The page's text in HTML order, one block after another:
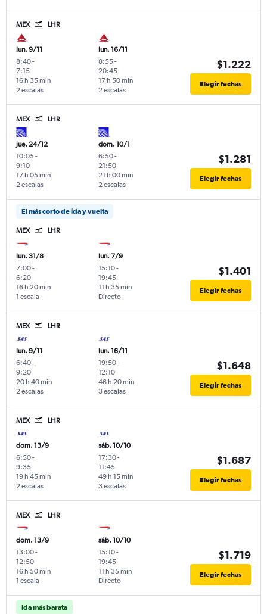
MEX LHR
lun. 9/11
8:40-
7:15
2 escalas
16 h 35 min
lun. 16/11
8:55-
20:45
2 escalas
17 h 50 min
$1.222
Elegir fechas
MEX LHR
jue. 24/12
10:05-
9:10
2 escalas
17 h 05 min
dom. 10/1
6:50-
21:50
2 escalas
21 h 00 min
$1.281
Elegir fechas
El más corto de ida y vuelta
MEX LHR
lun. 31/8
7:00-
6:20
1 escala
16 h 20 min
lun. 7/9
15:10-
19:45
Directo
11 h 35 min
$1.401
Elegir fechas
MEX LHR
lun. 9/11
6:40-
9:20
2 escalas
20 h 40 min
lun. 16/11
19:50-
12:10
3 escalas
46 h 20 min
$1.648
Elegir fechas
MEX LHR
dom. 13/9
6:50-
9:35
2 escalas
19 h 45 min
sáb. 10/10
17:30-
11:45
3 escalas
49 h 15 min
$1.687
Elegir fechas
MEX LHR
dom. 13/9
13:00-
12:50
1 escala
16 h 50 min
sáb. 10/10
15:10-
19:45
Directo
11 h 35 min
$1.719
Elegir fechas
Ida más barata